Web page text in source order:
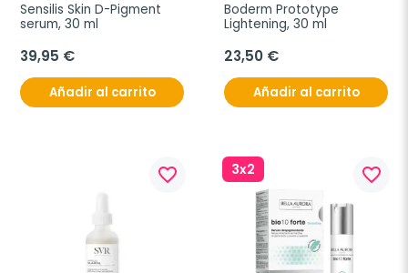
Sensilis Skin D-Pigment
serum, 30 ml
39,95 €
Añadir al carrito
Boderm Prototype
Lightening, 30 ml
23,50 €
Añadir al carrito
favorite_border 3x2 favorite_border